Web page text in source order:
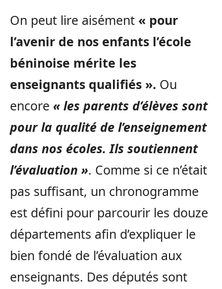
On peut lire aisément « pour
l’avenir de nos enfants l’école
béninoise mérite les
enseignants qualifiés ». Ou
encore « les parents d’élèves sont
pour la qualité de l’enseignement
dans nos écoles. Ils soutiennent
l’évaluation ». Comme si ce n’était
pas suffisant, un chronogramme
est défini pour parcourir les douze
départements afin d’expliquer le
bien fondé de l’évaluation aux
enseignants. Des députés sont